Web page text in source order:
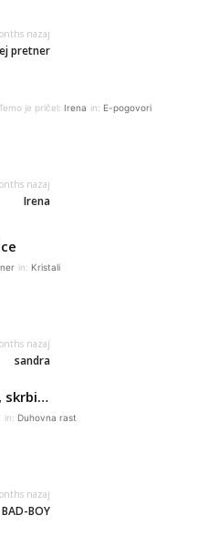
nazaj
pretner
Temo je pričel: Irena in: E-pogovori
nazaj
Irena
in: Kristali
nazaj
sandra
skrbi…
in: Duhovna rast
nazaj
BAD-BOY